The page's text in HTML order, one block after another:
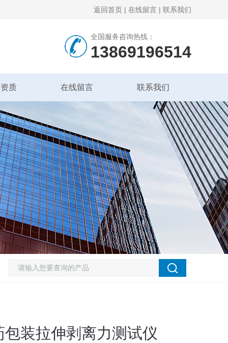
返回首页 | 在线留言 | 联系我们
全国服务咨询热线：
13869196514
质 在线留言 联系我们
装拉伸剥离力测试仪